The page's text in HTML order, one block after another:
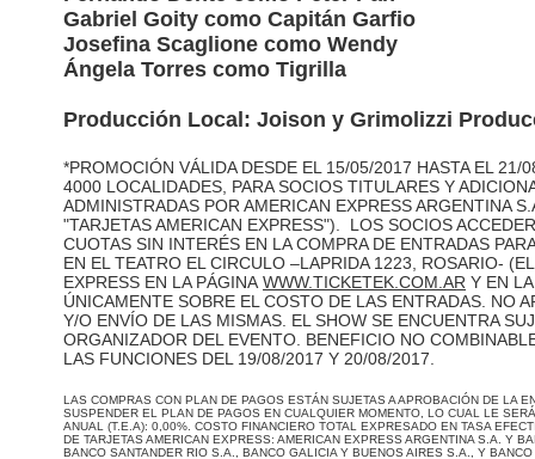
Gabriel Goity como Capitán Garfio
Josefina Scaglione como Wendy
Ángela Torres como Tigrilla
Producción Local: Joison y Grimolizzi
*PROMOCIÓN VÁLIDA DESDE EL 15/05/2017 HASTA EL 21/
4000 LOCALIDADES, PARA SOCIOS TITULARES Y
ADMINISTRADAS POR AMERICAN EXPRESS ARGENTINA
"TARJETAS AMERICAN EXPRESS"). LOS SOCIOS
CUOTAS SIN INTERÉS EN LA COMPRA DE ENTRADAS
EN EL TEATRO EL CIRCULO –LAPRIDA 1223, ROSARIO-
EXPRESS EN LA PÁGINA WWW.TICKETEK.COM.AR Y EN
ÚNICAMENTE SOBRE EL COSTO DE LAS ENTRADAS. NO
Y/O ENVÍO DE LAS MISMAS. EL SHOW SE ENCUENTRA
ORGANIZADOR DEL EVENTO. BENEFICIO NO
LAS FUNCIONES DEL 19/08/2017 Y 20/08/2017.
LAS COMPRAS CON PLAN DE PAGOS ESTÁN SUJETAS A APROBACIÓN DE LA
SUSPENDER EL PLAN DE PAGOS EN CUALQUIER MOMENTO, LO CUAL LE
ANUAL (T.E.A): 0,00%. COSTO FINANCIERO TOTAL EXPRESADO EN TASA
DE TARJETAS AMERICAN EXPRESS: AMERICAN EXPRESS ARGENTINA S.A. Y
BANCO SANTANDER RIO S.A., BANCO GALICIA Y BUENOS AIRES S.A., Y BANCO